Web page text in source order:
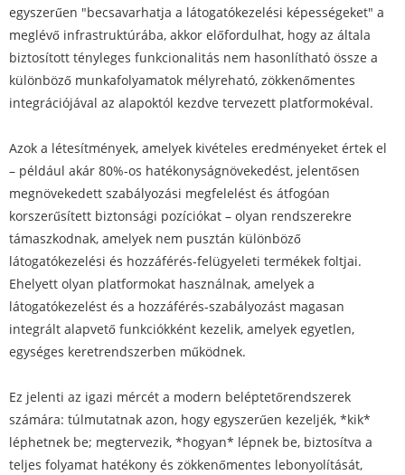
egyszerűen "becsavarhatja a látogatókezelési képességeket" a
meglévő infrastruktúrába, akkor előfordulhat, hogy az általa
biztosított tényleges funkcionalitás nem hasonlítható össze a
különböző munkafolyamatok mélyreható, zökkenőmentes
integrációjával az alapoktól kezdve tervezett platformokéval.
Azok a létesítmények, amelyek kivételes eredményeket értek el
– például akár 80%-os hatékonyságnövekedést, jelentősen
megnövekedett szabályozási megfelelést és átfogóan
korszerűsített biztonsági pozíciókat – olyan rendszerekre
támaszkodnak, amelyek nem pusztán különböző
látogatókezelési és hozzáférés-felügyeleti termékek foltjai.
Ehelyett olyan platformokat használnak, amelyek a
látogatókezelést és a hozzáférés-szabályozást magasan
integrált alapvető funkciókként kezelik, amelyek egyetlen,
egységes keretrendszerben működnek.
Ez jelenti az igazi mércét a modern beléptetőrendszerek
számára: túlmutatnak azon, hogy egyszerűen kezeljék, *kik*
léphetnek be; megtervezik, *hogyan* lépnek be, biztosítva a
teljes folyamat hatékony és zökkenőmentes lebonyolítását,